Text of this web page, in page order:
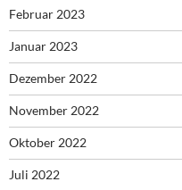
Februar 2023
Januar 2023
Dezember 2022
November 2022
Oktober 2022
Juli 2022